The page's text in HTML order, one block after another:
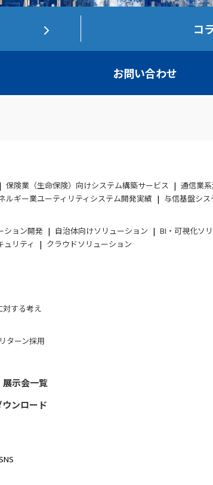
コ
お問い合わせ
保険業（生命保険）向けシステム構築サービス
通信業
ルギー業ユーティリティシステム開発実績 与信基盤シ
ション開発 自治体向けソリューション
BI・可視化ソ
ュリティ クラウドソリューション
対する考え
リターン採用
示会一覧
ンロード